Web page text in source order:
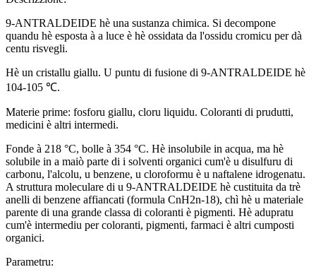
9-ANTRALDEIDE hè una sustanza chimica. Si decompone
quandu hè esposta à a luce è hè ossidata da l'ossidu cromicu per dà
centu risvegli.
Hè un cristallu giallu. U puntu di fusione di 9-ANTRALDEIDE hè
104-105 ℃.
Materie prime: fosforu giallu, cloru liquidu. Coloranti di prudutti,
medicini è altri intermedi.
Fonde à 218 °C, bolle à 354 °C. Hè insolubile in acqua, ma hè
solubile in a maiò parte di i solventi organici cum'è u disulfuru di
carbonu, l'alcolu, u benzene, u cloroformu è u naftalene idrogenatu.
A struttura moleculare di u 9-ANTRALDEIDE hè custituita da trè
anelli di benzene affiancati (formula CnH2n-18), chì hè u materiale
parente di una grande classa di coloranti è pigmenti. Hè adupratu
cum'è intermediu per coloranti, pigmenti, farmaci è altri cumposti
organici.
Parametru: